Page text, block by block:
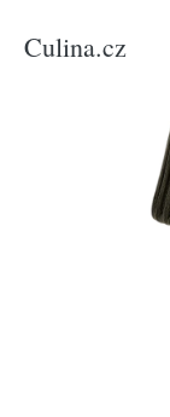
Culina.cz
solární LED